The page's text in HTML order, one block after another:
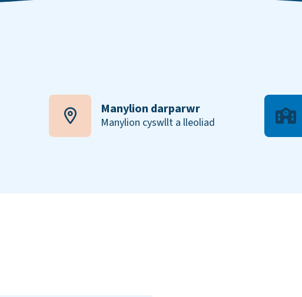
Manylion darparwr
Manylion cyswllt a lleoliad